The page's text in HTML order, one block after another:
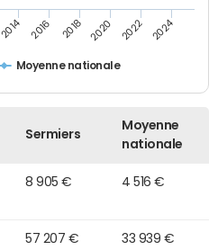
Moyenne nationale
2014 2016 2018 2020 2022 2024
Sermiers
Moyenne
nationale
8 905 € 4 516 €
57 207 € 33 939 €